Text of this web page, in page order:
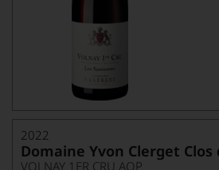
2022
Domaine Yvon Clerget Clos
VOLNAY 1ER CRU AOP